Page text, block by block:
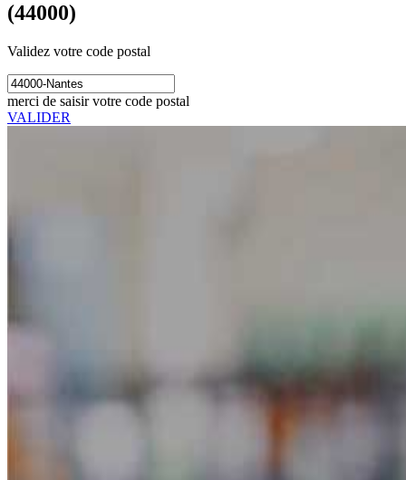
(44000)
Validez votre code postal
merci de saisir votre code postal
VALIDER